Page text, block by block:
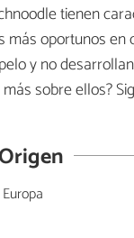
tienen
más oportunos en
y no
sobre ellos?
Europa